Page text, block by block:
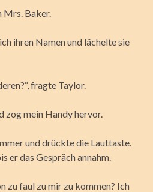
Mrs. Baker.
ihren Namen und lächelte sie
fragte Taylor.
zog mein Handy hervor.
und drückte die Lauttaste.
er das Gespräch annahm.
zu faul zu mir zu kommen? Ich